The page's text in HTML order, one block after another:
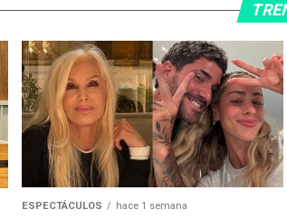
ESPECTÁCULOS hace 1 semana